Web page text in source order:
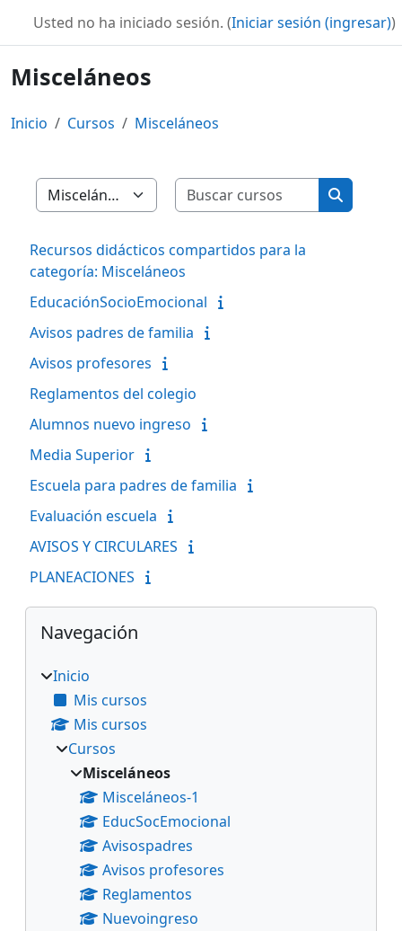
MoodleWilfridoSecundaria
Usted no ha iniciado sesión. (Iniciar sesión (ingresar))
Misceláneos
Inicio Cursos Misceláneos
Categorías
Buscar
Buscar
Recursos didácticos compartidos para la
categoría: Misceláneos
EducaciónSocioEmocional
Avisos padres de familia
Avisos profesores
Reglamentos del colegio
Alumnos nuevo ingreso
Media Superior
Escuela para padres de familia
Evaluación escuela
AVISOS Y CIRCULARES
PLANEACIONES
Bloques
Omitir Navegación
Navegación
Inicio
Mis cursos
Mis cursos
Cursos
Misceláneos
Misceláneos-1
EducSocEmocional
Avisospadres
Avisos profesores
Reglamentos
Nuevoingreso